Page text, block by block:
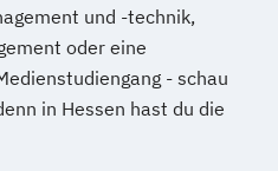
und -technik,
oder eine
- schau
in Hessen hast du die